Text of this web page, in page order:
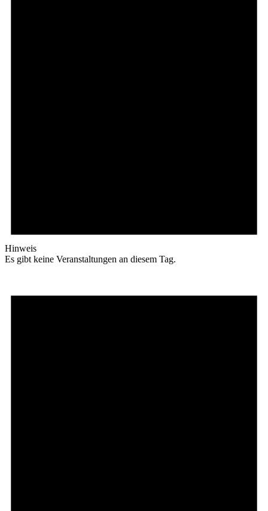
Hinweis
Es gibt keine Veranstaltungen an diesem Tag.